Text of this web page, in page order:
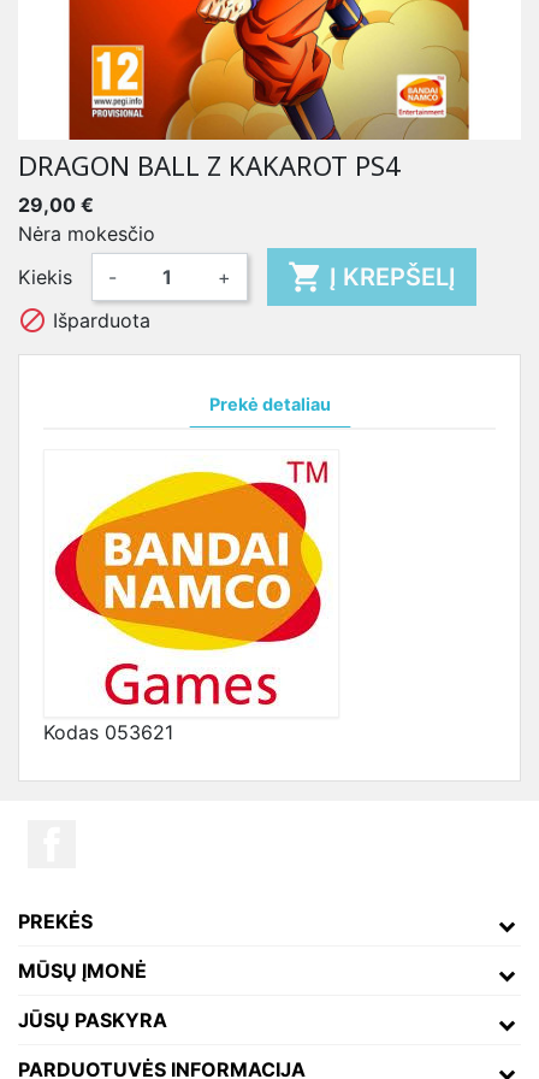
DRAGON BALL Z KAKAROT PS4
29,00 €
Nėra mokesčio
Kiekis
- +  Į KREPŠELĮ
 Išparduota
Prekė detaliau
Kodas 053621
PREKĖS
MŪSŲ ĮMONĖ
JŪSŲ PASKYRA
PARDUOTUVĖS INFORMACIJA